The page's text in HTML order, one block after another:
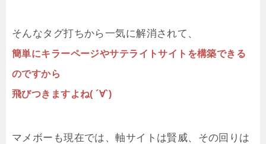
そんなタグ打ちから一気に解消されて、
簡単にキラーページやサテライトサイトを構築できる
のですから
飛びつきますよね( ´∀`)
マメボーも現在では、軸サイトは賢威、その回りは